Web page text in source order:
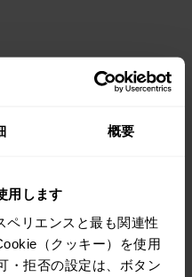
概要
用します
ペリエンスと最も関連性
（クッキー）を使用
・拒否の設定は、ボタン
品